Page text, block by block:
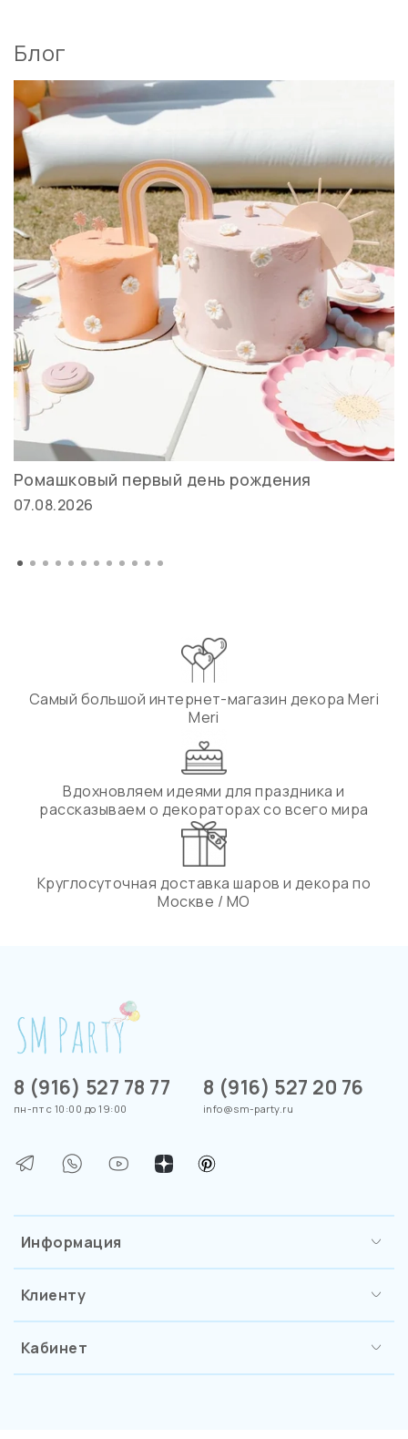
Блог
Ромашковый первый день рождения
07.08.2026
Самый большой интернет-магазин декора Meri
Meri
Вдохновляем идеями для праздника и
рассказываем о декораторах со всего мира
Круглосуточная доставка шаров и декора по
Москве / МО
Информация
Клиенту
Кабинет
8 (916) 527 78 77
пн-пт с 10:00 до 19:00
8 (916) 527 20 76
info@sm-party.ru